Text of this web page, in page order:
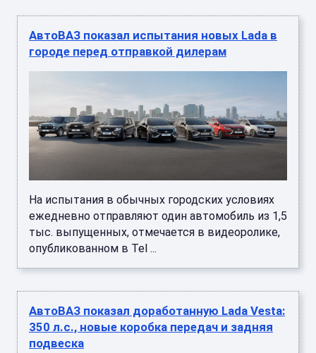
АвтоВАЗ показал испытания новых Lada в
городе перед отправкой дилерам
На испытания в обычных городских условиях
ежедневно отправляют один автомобиль из 1,5
тыс. выпущенных, отмечается в видеоролике,
опубликованном в Tel ...
АвтоВАЗ показал доработанную Lada Vesta:
350 л.с., новые коробка передач и задняя
подвеска